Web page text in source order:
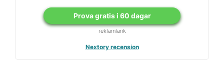
Prova gratis i 60 dagar
reklamlänk
Nextory recension